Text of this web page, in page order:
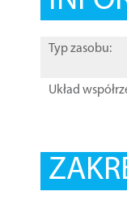
Typ zasobu:
Układ